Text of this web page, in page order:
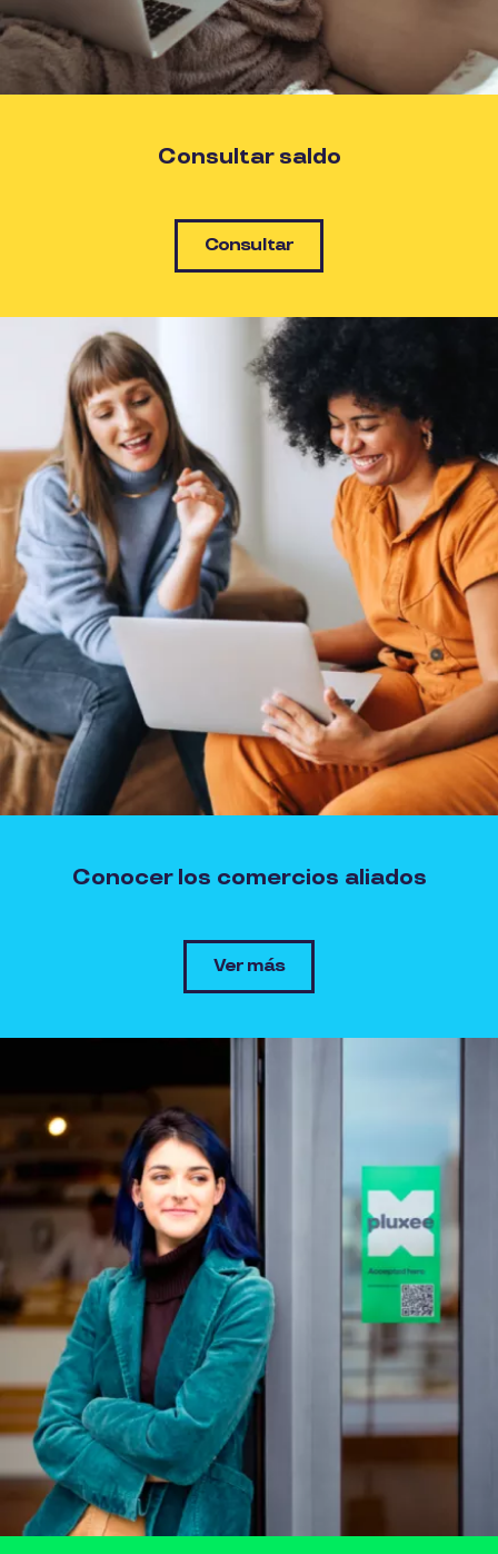
Consultar saldo
Consultar
Conocer los comercios aliados
Ver más